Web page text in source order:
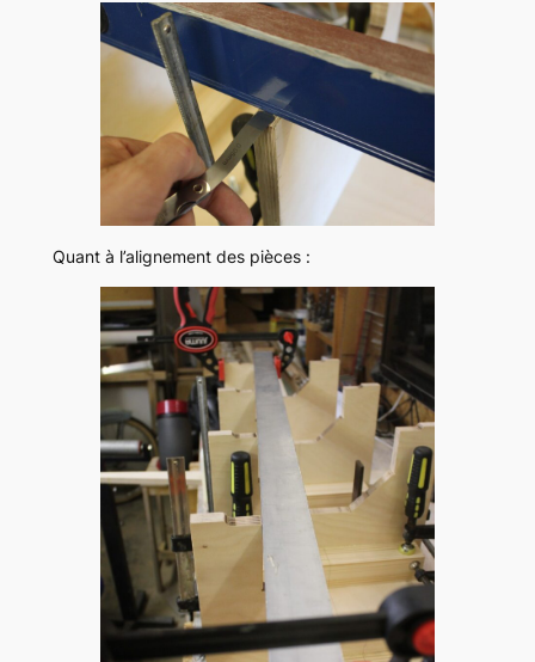
Quant à l’alignement des pièces :